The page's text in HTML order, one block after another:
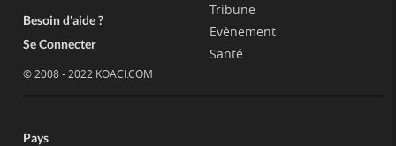
Besoin d'aide ?
Se Connecter
© 2008 - 2022 KOACI.COM
Tribune
Evènement
Santé
Pays